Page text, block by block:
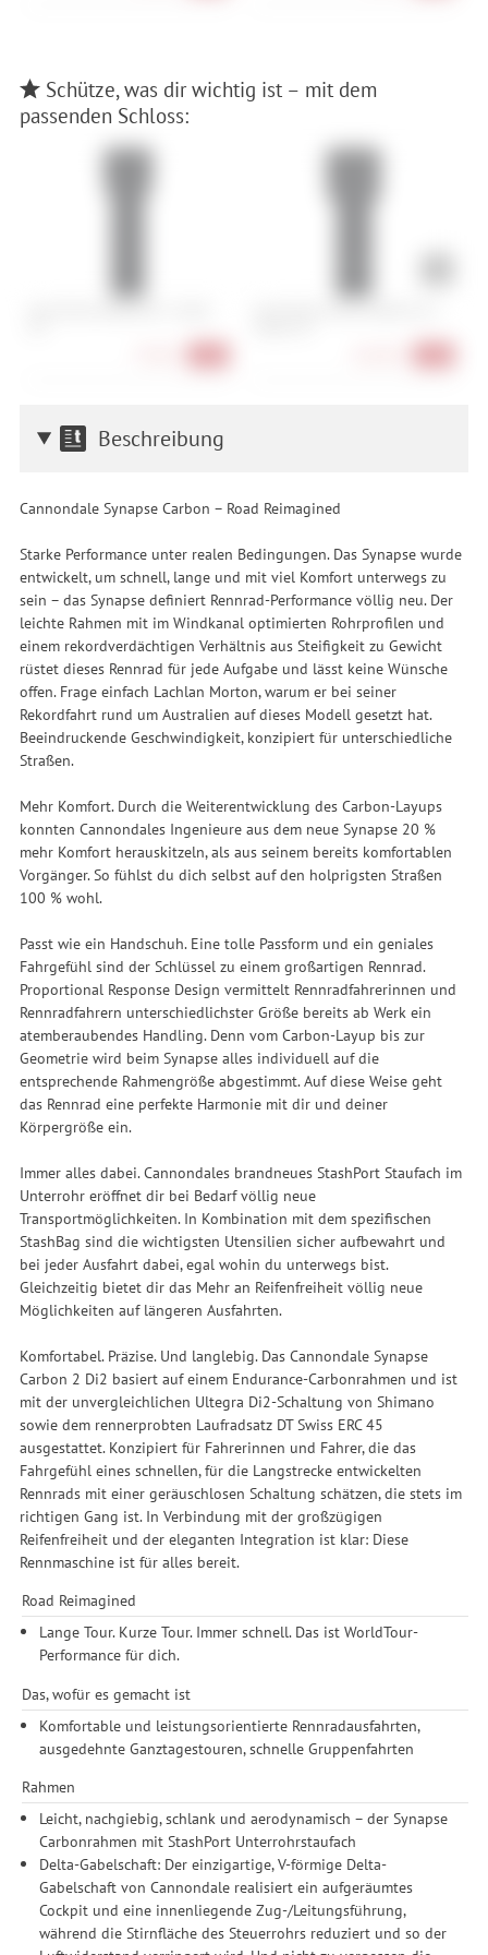
Schütze, was dir wichtig ist – mit dem
passenden Schloss:
Beschreibung
Cannondale Synapse Carbon – Road Reimagined
Starke Performance unter realen Bedingungen. Das Synapse wurde
entwickelt, um schnell, lange und mit viel Komfort unterwegs zu
sein – das Synapse definiert Rennrad-Performance völlig neu. Der
leichte Rahmen mit im Windkanal optimierten Rohrprofilen und
einem rekordverdächtigen Verhältnis aus Steifigkeit zu Gewicht
rüstet dieses Rennrad für jede Aufgabe und lässt keine Wünsche
offen. Frage einfach Lachlan Morton, warum er bei seiner
Rekordfahrt rund um Australien auf dieses Modell gesetzt hat.
Beeindruckende Geschwindigkeit, konzipiert für unterschiedliche
Straßen.
Mehr Komfort. Durch die Weiterentwicklung des Carbon-Layups
konnten Cannondales Ingenieure aus dem neue Synapse 20 %
mehr Komfort herauskitzeln, als aus seinem bereits komfortablen
Vorgänger. So fühlst du dich selbst auf den holprigsten Straßen
100 % wohl.
Passt wie ein Handschuh. Eine tolle Passform und ein geniales
Fahrgefühl sind der Schlüssel zu einem großartigen Rennrad.
Proportional Response Design vermittelt Rennradfahrerinnen und
Rennradfahrern unterschiedlichster Größe bereits ab Werk ein
atemberaubendes Handling. Denn vom Carbon-Layup bis zur
Geometrie wird beim Synapse alles individuell auf die
entsprechende Rahmengröße abgestimmt. Auf diese Weise geht
das Rennrad eine perfekte Harmonie mit dir und deiner
Körpergröße ein.
Immer alles dabei. Cannondales brandneues StashPort Staufach im
Unterrohr eröffnet dir bei Bedarf völlig neue
Transportmöglichkeiten. In Kombination mit dem spezifischen
StashBag sind die wichtigsten Utensilien sicher aufbewahrt und
bei jeder Ausfahrt dabei, egal wohin du unterwegs bist.
Gleichzeitig bietet dir das Mehr an Reifenfreiheit völlig neue
Möglichkeiten auf längeren Ausfahrten.
Komfortabel. Präzise. Und langlebig. Das Cannondale Synapse
Carbon 2 Di2 basiert auf einem Endurance-Carbonrahmen und ist
mit der unvergleichlichen Ultegra Di2-Schaltung von Shimano
sowie dem rennerprobten Laufradsatz DT Swiss ERC 45
ausgestattet. Konzipiert für Fahrerinnen und Fahrer, die das
Fahrgefühl eines schnellen, für die Langstrecke entwickelten
Rennrads mit einer geräuschlosen Schaltung schätzen, die stets im
richtigen Gang ist. In Verbindung mit der großzügigen
Reifenfreiheit und der eleganten Integration ist klar: Diese
Rennmaschine ist für alles bereit.
Road Reimagined
Lange Tour. Kurze Tour. Immer schnell. Das ist WorldTour-
Performance für dich.
Das, wofür es gemacht ist
Komfortable und leistungsorientierte Rennradausfahrten,
ausgedehnte Ganztagestouren, schnelle Gruppenfahrten
Rahmen
Leicht, nachgiebig, schlank und aerodynamisch – der Synapse
Carbonrahmen mit StashPort Unterrohrstaufach
Delta-Gabelschaft: Der einzigartige, V-förmige Delta-
Gabelschaft von Cannondale realisiert ein aufgeräumtes
Cockpit und eine innenliegende Zug-/Leitungsführung,
während die Stirnfläche des Steuerrohrs reduziert und so der